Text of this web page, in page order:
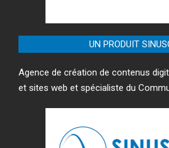
UN PRODUIT
Agence de création de contenus
et sites web et spécialiste du